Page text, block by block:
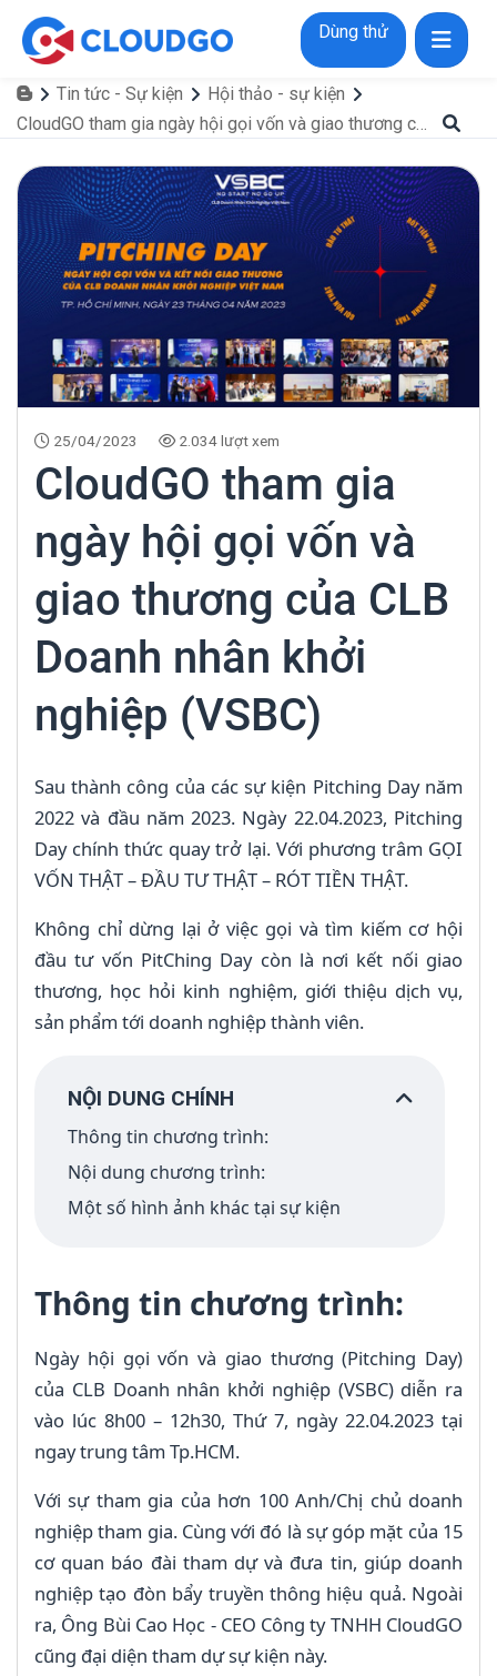
Dùng thử
Tin tức - Sự kiện
Hội thảo - sự kiện
CloudGO tham gia ngày hội gọi vốn và giao thương của CLB Doanh nhân khởi nghiệp (VSBC)
25/04/2023 2.034 lượt xem
CloudGO tham gia
ngày hội gọi vốn và
giao thương của CLB
Doanh nhân khởi
nghiệp (VSBC)
Sau thành công của các sự kiện Pitching Day năm
2022 và đầu năm 2023. Ngày 22.04.2023, Pitching
Day chính thức quay trở lại. Với phương trâm GỌI
VỐN THẬT – ĐẦU TƯ THẬT – RÓT TIỀN THẬT.
Không chỉ dừng lại ở việc gọi và tìm kiếm cơ hội
đầu tư vốn PitChing Day còn là nơi kết nối giao
thương, học hỏi kinh nghiệm, giới thiệu dịch vụ,
sản phẩm tới doanh nghiệp thành viên.
NỘI DUNG CHÍNH
Thông tin chương trình:
Nội dung chương trình:
Một số hình ảnh khác tại sự kiện
Thông tin chương trình:
Ngày hội gọi vốn và giao thương (Pitching Day)
của CLB Doanh nhân khởi nghiệp (VSBC) diễn ra
vào lúc 8h00 – 12h30, Thứ 7, ngày 22.04.2023 tại
ngay trung tâm Tp.HCM.
Với sự tham gia của hơn 100 Anh/Chị chủ doanh
nghiệp tham gia. Cùng với đó là sự góp mặt của 15
cơ quan báo đài tham dự và đưa tin, giúp doanh
nghiệp tạo đòn bẩy truyền thông hiệu quả. Ngoài
ra, Ông Bùi Cao Học - CEO Công ty TNHH CloudGO
cũng đại diện tham dự sự kiện này.